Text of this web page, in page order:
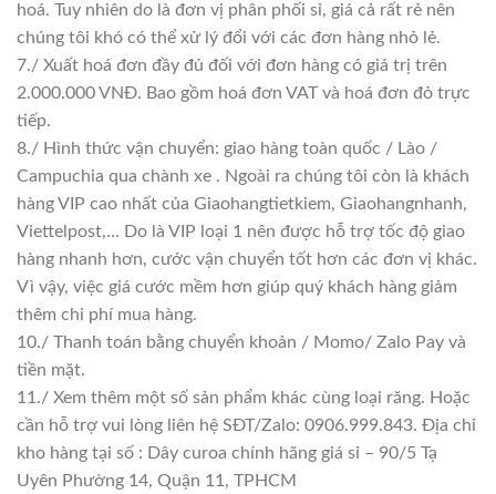
hoá. Tuy nhiên do là đơn vị phân phối sỉ, giá cả rất rẻ nên
chúng tôi khó có thể xử lý đổi với các đơn hàng nhỏ lẻ.
7./ Xuất hoá đơn đầy đủ đối với đơn hàng có giá trị trên
2.000.000 VNĐ. Bao gồm hoá đơn VAT và hoá đơn đỏ trực
tiếp.
8./ Hình thức vận chuyển: giao hàng toàn quốc / Lào /
Campuchia qua chành xe . Ngoài ra chúng tôi còn là khách
hàng VIP cao nhất của Giaohangtietkiem, Giaohangnhanh,
Viettelpost,… Do là VIP loại 1 nên được hỗ trợ tốc độ giao
hàng nhanh hơn, cước vận chuyển tốt hơn các đơn vị khác.
Vì vậy, việc giá cước mềm hơn giúp quý khách hàng giảm
thêm chi phí mua hàng.
10./ Thanh toán bằng chuyển khoản / Momo/ Zalo Pay và
tiền mặt.
11./ Xem thêm một số sản phẩm khác cùng loại răng. Hoặc
cần hỗ trợ vui lòng liên hệ SĐT/Zalo: 0906.999.843. Địa chỉ
kho hàng tại số : Dây curoa chính hãng giá sỉ – 90/5 Tạ
Uyên Phường 14, Quận 11, TPHCM